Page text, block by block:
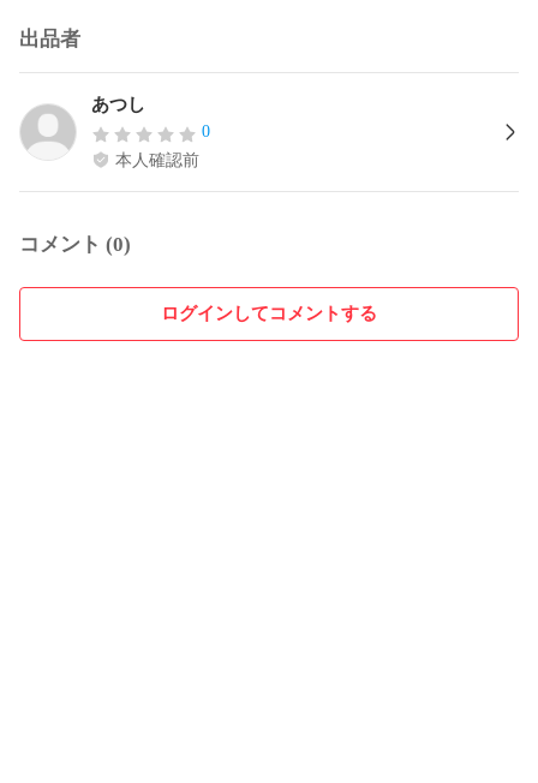
出品者
あつし
0
本人確認前
コメント (0)
ログインしてコメントする